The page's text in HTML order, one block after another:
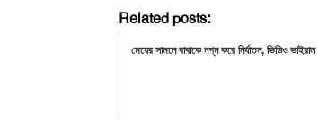
Related posts:
মেয়ের সামনে বাবাকে নগ্ন করে নির্যাতন, ভিডিও ভাইরাল